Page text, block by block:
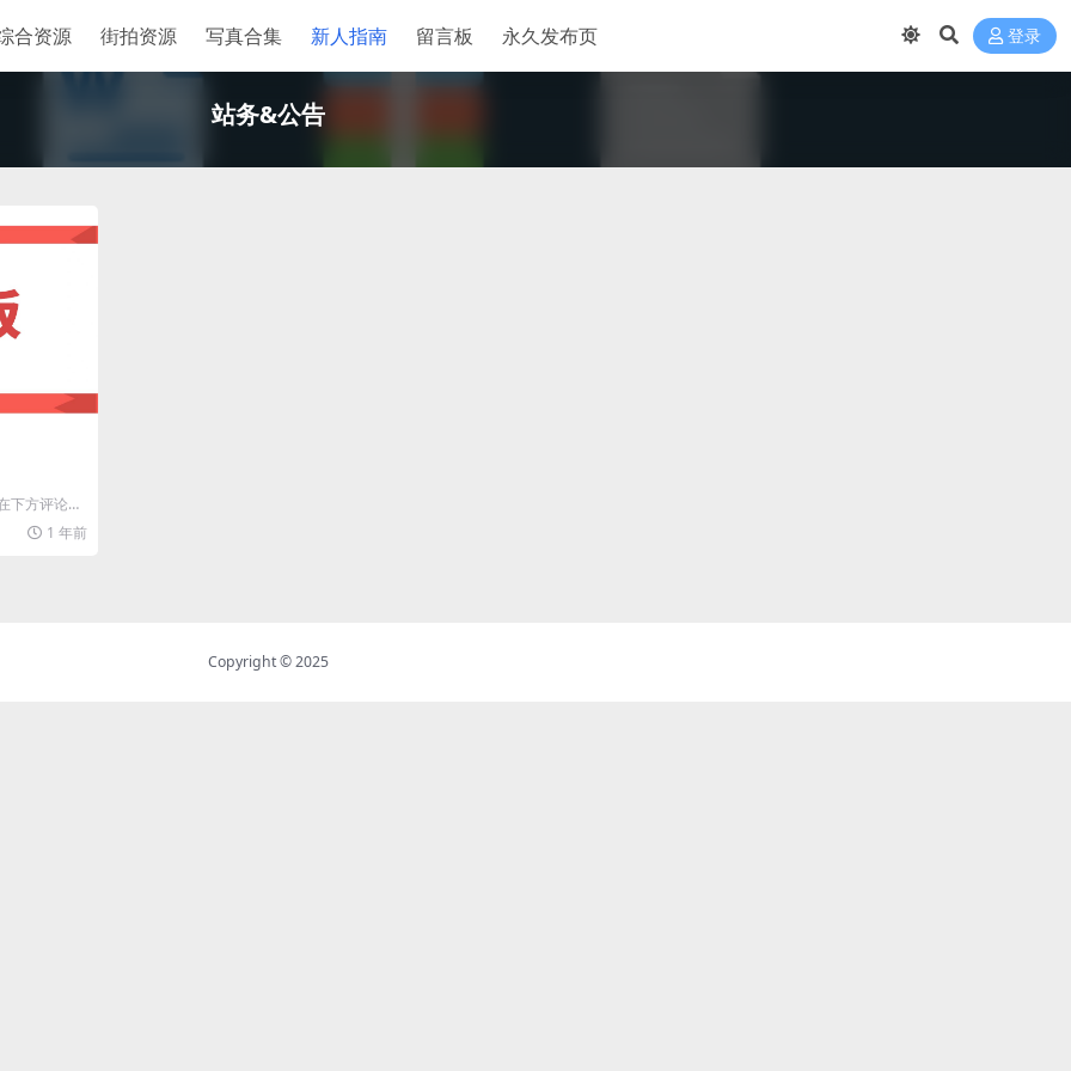
合资源 街拍资源 写真合集 新人指南 留言板 永久发布页 登录
站务&公告
下方评论留
、出处，这
1 年前
Copyright © 2025